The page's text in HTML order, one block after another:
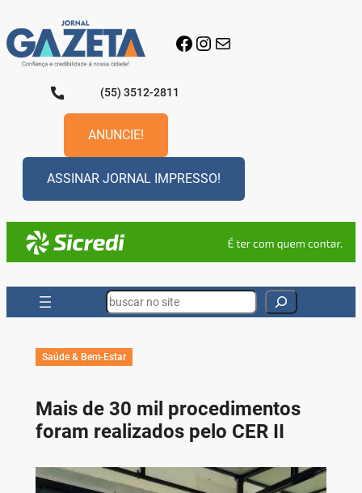
para
o
conteúdo
Facebook
Instagram
E-mail
(55) 3512-2811
ANUNCIE!
ASSINAR JORNAL IMPRESSO!
Search
Saúde & Bem-Estar
Mais de 30 mil procedimentos
foram realizados pelo CER II